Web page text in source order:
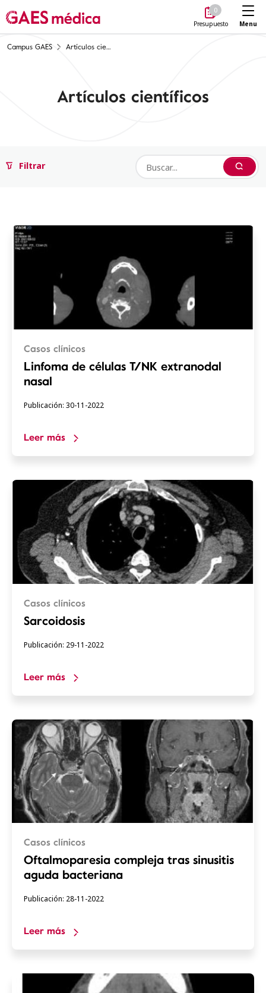
0
Presupuesto Menu
Campus GAES Artículos científicos
Artículos científicos
Filtrar
Buscar
Casos clínicos
Linfoma de células T/NK extranodal
nasal
Publicación: 30-11-2022
Leer más
Casos clínicos
Sarcoidosis
Publicación: 29-11-2022
Leer más
Casos clínicos
Oftalmoparesia compleja tras sinusitis
aguda bacteriana
Publicación: 28-11-2022
Leer más